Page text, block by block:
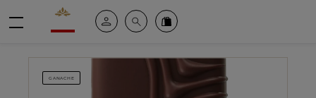
Valrhona - Imaginons le meilleur du chocolat
Espace clientRechercheCommandez en ligne
GANACHE